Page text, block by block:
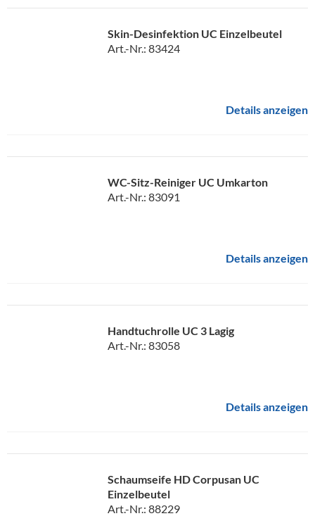
Skin-Desinfektion UC Einzelbeutel
Art.-Nr.: 83424
Details anzeigen
WC-Sitz-Reiniger UC Umkarton
Art.-Nr.: 83091
Details anzeigen
Handtuchrolle UC 3 Lagig
Art.-Nr.: 83058
Details anzeigen
Schaumseife HD Corpusan UC
Einzelbeutel
Art.-Nr.: 88229